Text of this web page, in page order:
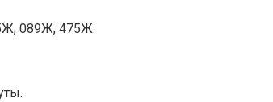
089Ж, 475Ж.